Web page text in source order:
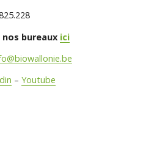
nos bureaux ici
–Youtube